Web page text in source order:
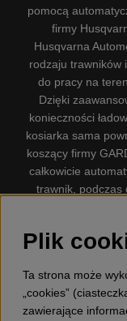
pomocą
firmy
Husqvarna
rodzaju trawników
do pracy na
Dzięki
konieczności
kosiarka sama
koszący firmy
całkowicie
trawnik, podczas
dostępną na
ochronna,
Kultywatory,
Odkurzacz,
Plik
Ta strona może
„cookies”
zawierające